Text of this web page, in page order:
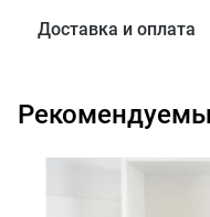
Доставка и оплата